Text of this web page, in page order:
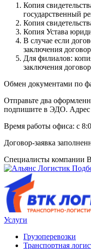
Копия
государственный
Копия
Копия Устава
В случае если
заключения
Для филиалов:
заключения
Обмен документами по
Отправьте два
подпишите в ЭДО.
Время работы офиса: с
Договор-заявка
Специалисты компании
Услуги
Грузоперевозки
Транспортная